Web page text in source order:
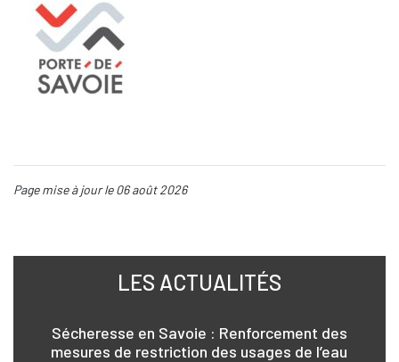
Page mise à jour le 06 août 2026
LES ACTUALITÉS
Sécheresse en Savoie : Renforcement des
mesures de restriction des usages de l’eau